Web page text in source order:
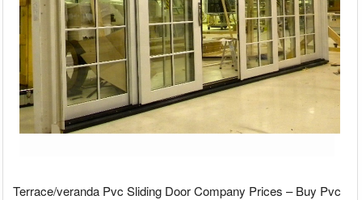
Terrace/veranda Pvc Sliding Door Company Prices – Buy Pvc